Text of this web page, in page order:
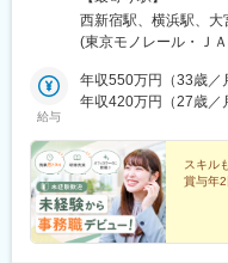
前駅、神奈川駅、羽田
保駅、さっぽろ駅、
山駅前駅、市役所前駅
所前駅、新宿御苑前駅
工機前駅、中央前橋駅
曽根田駅、近鉄名古屋
第一通り駅、新西金沢
市駅、上栄町駅、大阪
駅、浅香駅、神戸駅(
の就職・転職も応援し
アを変えたいという相
南関東：東京・神奈川
川・新潟・長野・富山
香川・愛媛■九州：福
西新宿駅、横浜駅、
(東京モノレール・Ｊ
亀島駅、新浜松駅、新
駅、長野駅、電気ビル
神南駅、眉山ロープウ
駅、渋谷駅、新宿駅、
駅、八王子駅、立川駅
藤沢駅、海老名駅(相
上尾駅、新座駅、熊谷
給与
年収550万円（33歳／
年収420万円（27歳／
スキル
賞与年